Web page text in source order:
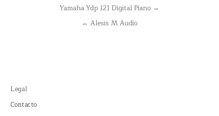
NavegaciónYamaha Ydp 121 Digital Piano →
← Alesis M Audio
Legal
Contacto